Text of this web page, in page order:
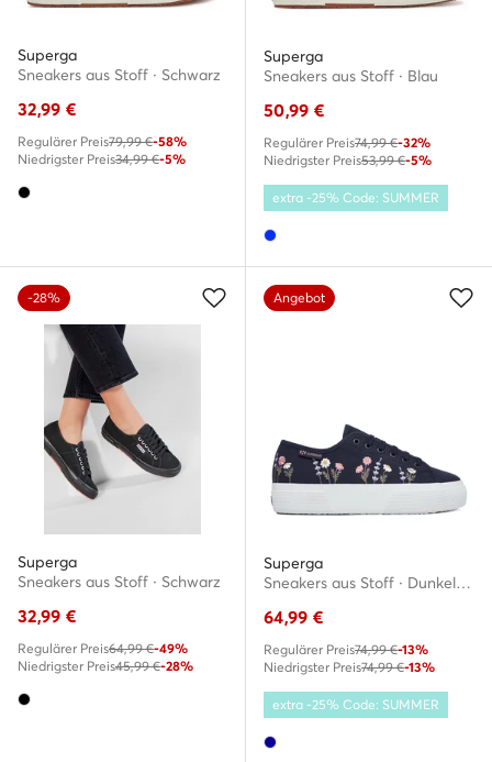
Superga
Sneakers aus Stoff · Schwarz
32,99 €
Regulärer Preis79,99 €-58%
Niedrigster Preis34,99 €-5%
Superga
Sneakers aus Stoff · Blau
50,99 €
Regulärer Preis74,99 €-32%
Niedrigster Preis53,99 €-5%
extra -25% Code: SUMMER
-28%
Superga
Sneakers aus Stoff · Schwarz
32,99 €
Regulärer Preis64,99 €-49%
Niedrigster Preis45,99 €-28%
Angebot
Superga
Sneakers aus Stoff · Dunkelblau
64,99 €
Regulärer Preis74,99 €-13%
Niedrigster Preis74,99 €-13%
extra -25% Code: SUMMER